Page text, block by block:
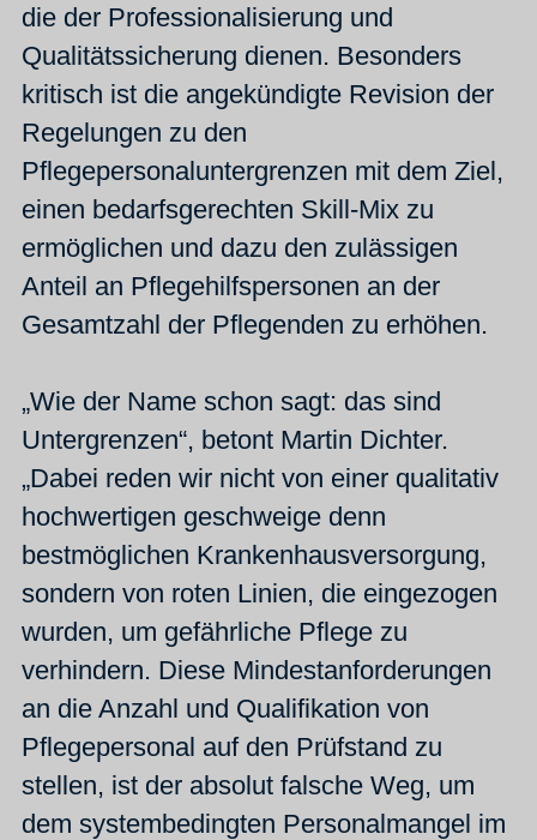
die der Professionalisierung und
Qualitätssicherung dienen. Besonders
kritisch ist die angekündigte Revision der
Regelungen zu den
Pflegepersonaluntergrenzen mit dem Ziel,
einen bedarfsgerechten Skill-Mix zu
ermöglichen und dazu den zulässigen
Anteil an Pflegehilfspersonen an der
Gesamtzahl der Pflegenden zu erhöhen.
„Wie der Name schon sagt: das sind
Untergrenzen“, betont Martin Dichter.
„Dabei reden wir nicht von einer qualitativ
hochwertigen geschweige denn
bestmöglichen Krankenhausversorgung,
sondern von roten Linien, die eingezogen
wurden, um gefährliche Pflege zu
verhindern. Diese Mindestanforderungen
an die Anzahl und Qualifikation von
Pflegepersonal auf den Prüfstand zu
stellen, ist der absolut falsche Weg, um
dem systembedingten Personalmangel im